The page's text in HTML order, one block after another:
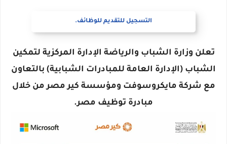
التسجيل للتقديم للوظائف.
تعلن وزارة الشباب والرياضة الإدارة المركزية لتمكين
الشباب (الإدارة العامة للمبادرات الشبابية) بالتعاون
مع شركة مايكروسوفت ومؤسسة كير مصر من خلال
مبادرة توظيف مصر.